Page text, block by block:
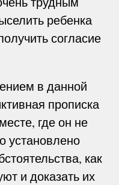
ребенка
согласие
в данной
прописка
где он не
установлено
как
и доказать их